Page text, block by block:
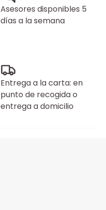
Asesores disponibles 5
días a la semana
Entrega a la carta: en
punto de recogida o
entrega a domicilio